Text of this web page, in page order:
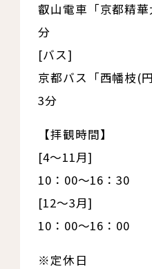
叡山電車「京都精
分
[バス]
京都バス「西幡枝(
3分
【拝観時間】
[4～11月]
10：00～16：30
[12～3月]
10：00～16：00
※定休日